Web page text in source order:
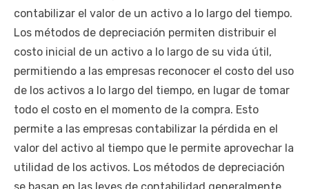
contabilizar el valor de un activo a lo largo del tiempo.
Los métodos de depreciación permiten distribuir el
costo inicial de un activo a lo largo de su vida útil,
permitiendo a las empresas reconocer el costo del uso
de los activos a lo largo del tiempo, en lugar de tomar
todo el costo en el momento de la compra. Esto
permite a las empresas contabilizar la pérdida en el
valor del activo al tiempo que le permite aprovechar la
utilidad de los activos. Los métodos de depreciación